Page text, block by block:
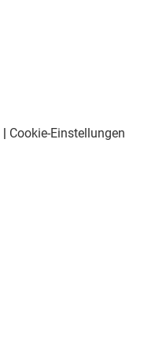
| Cookie-Einstellungen